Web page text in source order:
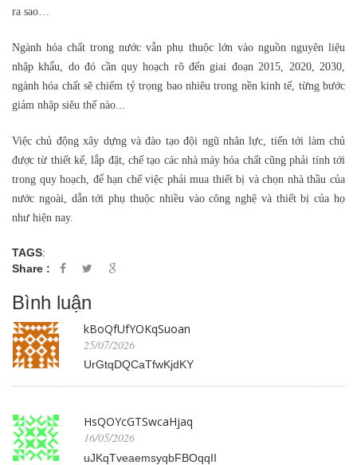
ra sao…
Ngành hóa chất trong nước vẫn phụ thuộc lớn vào nguồn nguyên liệu
nhập khẩu, do đó cần quy hoạch rõ đến giai đoạn 2015, 2020, 2030,
ngành hóa chất sẽ chiếm tỷ trọng bao nhiêu trong nền kinh tế, từng bước
giảm nhập siêu thế nào...
Việc chủ động xây dựng và đào tạo đội ngũ nhân lực, tiến tới làm chủ
được từ thiết kế, lắp đặt, chế tạo các nhà máy hóa chất cũng phải tính tới
trong quy hoạch, để hạn chế việc phải mua thiết bị và chọn nhà thầu của
nước ngoài, dẫn tới phụ thuộc nhiều vào công nghệ và thiết bị của họ
như hiện nay.
TAGS:
Share :
Bình luận
kBoQfUfYOKqSuoan
25/07/2026
UrGtqDQCaTfwKjdKY
HsQOYcGTSwcaHjaq
16/05/2026
uJKqTveaemsyqbFBOqqII